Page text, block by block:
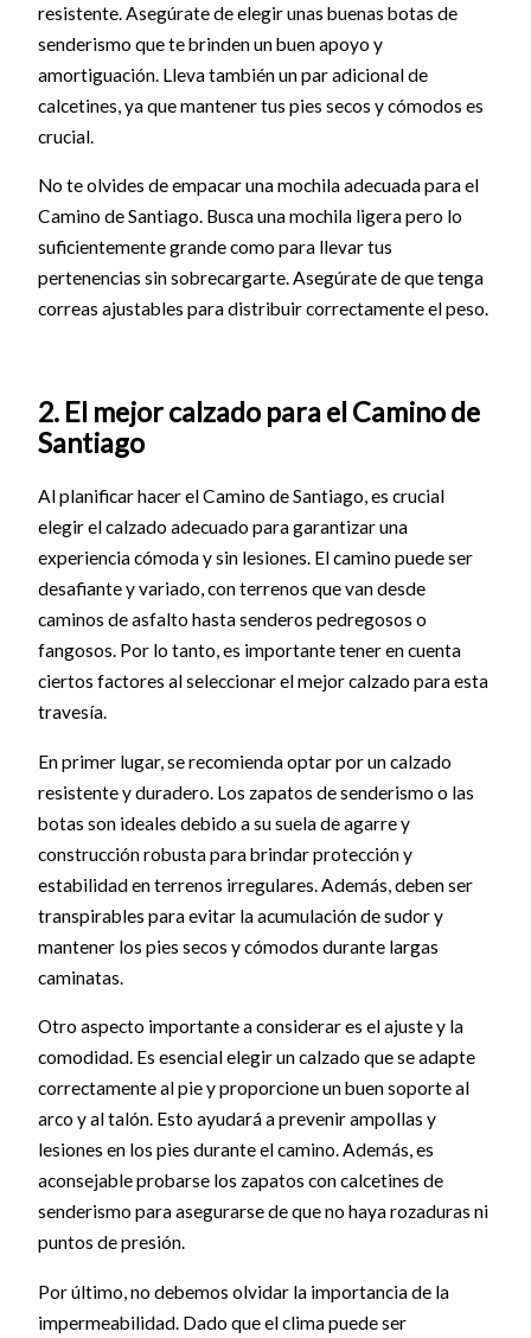
resistente. Asegúrate de elegir unas buenas botas de
senderismo que te brinden un buen apoyo y
amortiguación. Lleva también un par adicional de
calcetines, ya que mantener tus pies secos y cómodos es
crucial.
No te olvides de empacar una mochila adecuada para el
Camino de Santiago. Busca una mochila ligera pero lo
suficientemente grande como para llevar tus
pertenencias sin sobrecargarte. Asegúrate de que tenga
correas ajustables para distribuir correctamente el peso.
2. El mejor calzado para el Camino de
Santiago
Al planificar hacer el Camino de Santiago, es crucial
elegir el calzado adecuado para garantizar una
experiencia cómoda y sin lesiones. El camino puede ser
desafiante y variado, con terrenos que van desde
caminos de asfalto hasta senderos pedregosos o
fangosos. Por lo tanto, es importante tener en cuenta
ciertos factores al seleccionar el mejor calzado para esta
travesía.
En primer lugar, se recomienda optar por un calzado
resistente y duradero. Los zapatos de senderismo o las
botas son ideales debido a su suela de agarre y
construcción robusta para brindar protección y
estabilidad en terrenos irregulares. Además, deben ser
transpirables para evitar la acumulación de sudor y
mantener los pies secos y cómodos durante largas
caminatas.
Otro aspecto importante a considerar es el ajuste y la
comodidad. Es esencial elegir un calzado que se adapte
correctamente al pie y proporcione un buen soporte al
arco y al talón. Esto ayudará a prevenir ampollas y
lesiones en los pies durante el camino. Además, es
aconsejable probarse los zapatos con calcetines de
senderismo para asegurarse de que no haya rozaduras ni
puntos de presión.
Por último, no debemos olvidar la importancia de la
impermeabilidad. Dado que el clima puede ser